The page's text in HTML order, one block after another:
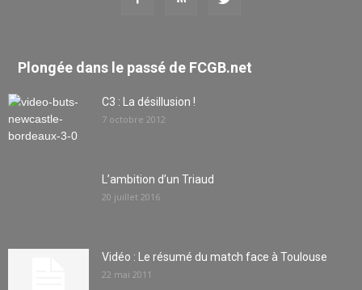
Plongée dans le passé de FCGB.net
C3 : La désillusion !
7 octobre 2012
L’ambition d’un Triaud
20 juillet 2016
Vidéo : Le résumé du match face à Toulouse
22 mai 2011